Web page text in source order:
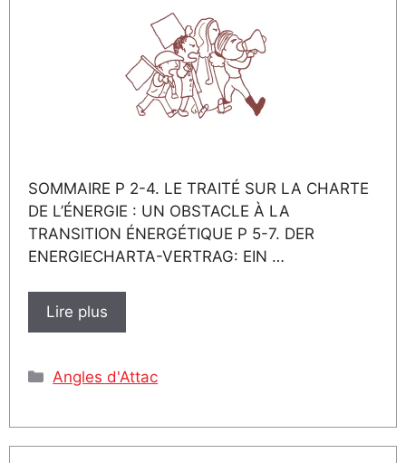
SOMMAIRE P 2-4. LE TRAITÉ SUR LA CHARTE
DE L’ÉNERGIE : UN OBSTACLE À LA
TRANSITION ÉNERGÉTIQUE P 5-7. DER
ENERGIECHARTA-VERTRAG: EIN …
Lire plus
Catégories
Angles d'Attac